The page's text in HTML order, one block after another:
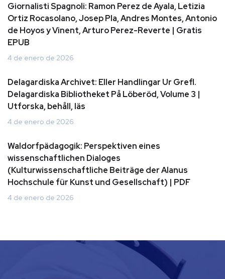
Giornalisti Spagnoli: Ramon Perez de Ayala, Letizia
Ortiz Rocasolano, Josep Pla, Andres Montes, Antonio
de Hoyos y Vinent, Arturo Perez-Reverte | Gratis
EPUB
4 de enero de 2026
Delagardiska Archivet: Eller Handlingar Ur Grefl.
Delagardiska Bibliotheket På Löberöd, Volume 3 |
Utforska, behåll, läs
4 de enero de 2026
Waldorfpädagogik: Perspektiven eines
wissenschaftlichen Dialoges
(Kulturwissenschaftliche Beiträge der Alanus
Hochschule für Kunst und Gesellschaft) | PDF
4 de enero de 2026